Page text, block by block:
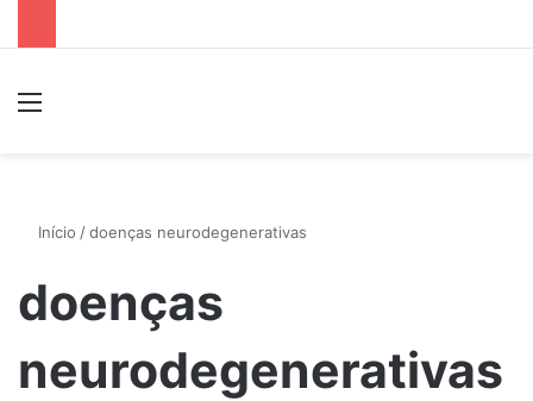
Início /doenças neurodegenerativas
doenças
neurodegenerativas